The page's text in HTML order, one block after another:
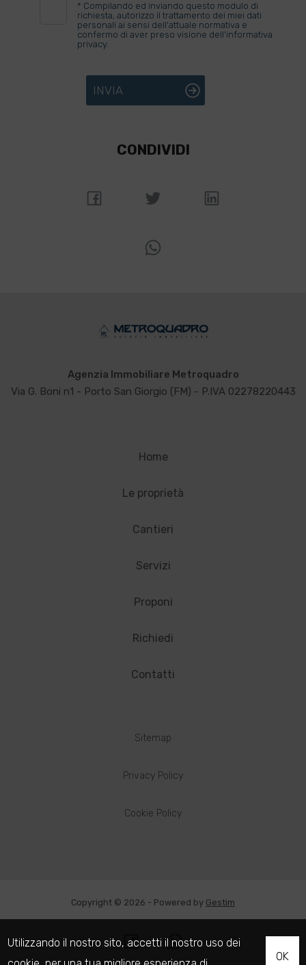
* Compilando ed inviando questo modulo di
richiesta, autorizzo il trattamento dei miei dati
personali ai sensi dell'attuale normativa e
confermo di aver preso visione dell'informativa
privacy.
INVIA
CONDIVIDI
Agenzia Immobiliare Metroquadro
Via G. Boni n1 - Porto San Giorgio (FM) - P.IVA 02278220443
Home
Le proprietà
Cantieri
Servizi
Proponi
Richiedi
Contatti
Sitemap
Privacy Policy
Cookie Policy
Copyright © 2026 - Powered by Gestim
Utilizzando il nostro sito, accetti il nostro uso dei
OK